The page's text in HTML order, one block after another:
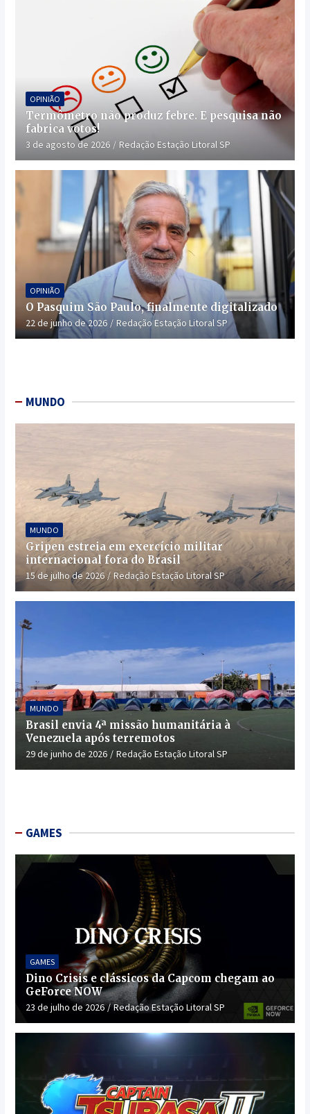
OPINIÃO
Termômetro não produz febre. E pesquisa não
fabrica votos!
3 de agosto de 2026 Redação Estação Litoral SP
OPINIÃO
O Pasquim São Paulo, finalmente digitalizado
22 de junho de 2026 Redação Estação Litoral SP
MUNDO
MUNDO
Gripen estreia em exercício militar
internacional fora do Brasil
15 de julho de 2026 Redação Estação Litoral SP
MUNDO
Brasil envia 4ª missão humanitária à
Venezuela após terremotos
29 de junho de 2026 Redação Estação Litoral SP
GAMES
GAMES
Dino Crisis e clássicos da Capcom chegam ao
GeForce NOW
23 de julho de 2026 Redação Estação Litoral SP